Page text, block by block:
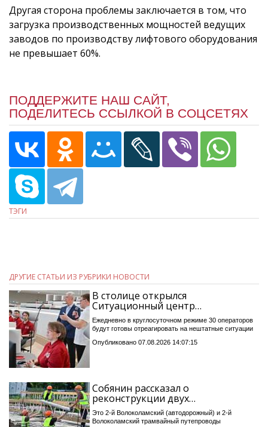
Другая сторона проблемы заключается в том, что
загрузка производственных мощностей ведущих
заводов по производству лифтового оборудования
не превышает 60%.
ПОДДЕРЖИТЕ НАШ САЙТ,
ПОДЕЛИТЕСЬ ССЫЛКОЙ В СОЦСЕТЯХ
ТЭГИ
ДРУГИЕ СТАТЬИ ИЗ РУБРИКИ НОВОСТИ
В столице открылся
Ситуационный центр…
Ежедневно в круглосуточном режиме 30 операторов
будут готовы отреагировать на нештатные ситуации
Опубликовано 07.08.2026 14:07:15
Собянин рассказал о
реконструкции двух…
Это 2-й Волоколамский (автодорожный) и 2-й
Волоколамский трамвайный путепроводы